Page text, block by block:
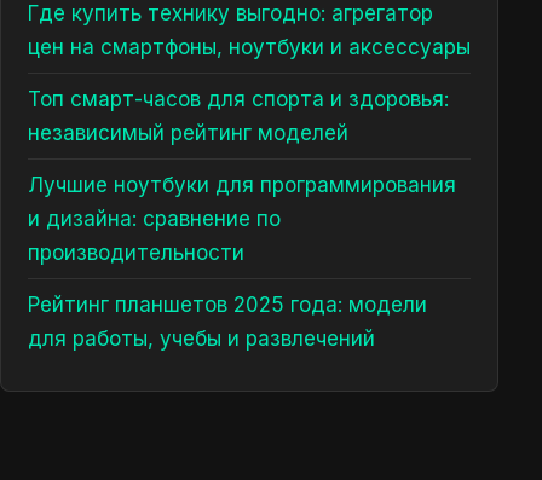
Где купить технику выгодно: агрегатор
цен на смартфоны, ноутбуки и аксессуары
Топ смарт-часов для спорта и здоровья:
независимый рейтинг моделей
Лучшие ноутбуки для программирования
и дизайна: сравнение по
производительности
Рейтинг планшетов 2025 года: модели
для работы, учебы и развлечений